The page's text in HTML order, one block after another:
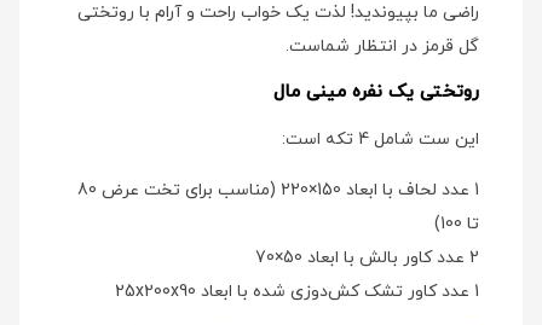
راضی ما بپیوندید! لذت یک خواب راحت و آرام با روتختی
گل قرمز در انتظار شماست.
روتختی یک نفره مینی مال
این ست شامل 4 تکه است:
1 عدد لحاف با ابعاد 150×220 (مناسب برای تخت عرض 80
تا 100)
2 عدد کاور بالش با ابعاد 50×70
1 عدد کاور تشک کش‌دوزی شده با ابعاد 25x200x90